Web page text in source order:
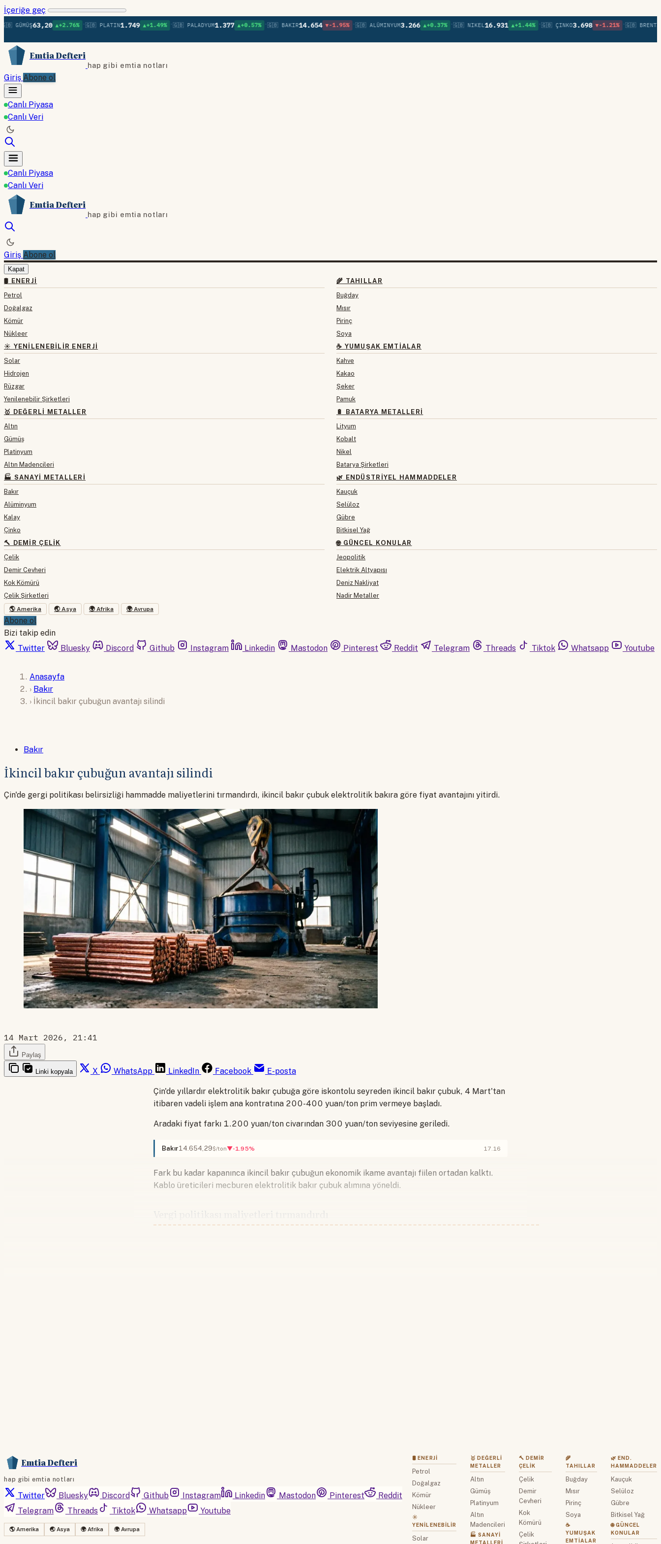
İçeriğe geç
63,20 ▲+2.76% •🇬🇧 PLATIN1.749 ▲+1.49% •🇬🇧 PALADYUM1.377 ▲+0.57% •🇬🇧 BAKIR14.654 ▼-1.95% •🇬🇧 ALÜMINYUM3.266 ▲+0.37% •🇬🇧 NIKEL16.931 ▲+1.44% •🇬🇧 ÇINKO3.698 ▼-1.21% •🇬🇧 BRENT83,40
Emtia Defteri
hap gibi emtia notları
Giriş Abone ol
Canlı Piyasa
Canlı Veri
Canlı Piyasa
Canlı Veri
Emtia Defteri
hap gibi emtia notları
Giriş Abone ol
Kapat
🛢 ENERJI
Petrol
Doğalgaz
Kömür
Nükleer
☀️ YENILENEBILIR ENERJI
Solar
Hidrojen
Rüzgar
Yenilenebilir Şirketleri
🥇 DEĞERLI METALLER
Altın
Gümüş
Platinyum
Altın Madencileri
🏭 SANAYI METALLERI
Bakır
Alüminyum
Kalay
Çinko
🔨 DEMIR ÇELIK
Çelik
Demir Cevheri
Kok Kömürü
Çelik Şirketleri
🌾 TAHILLAR
Buğday
Mısır
Pirinç
Soya
☕ YUMUŞAK EMTIALAR
Kahve
Kakao
Şeker
Pamuk
🔋 BATARYA METALLERI
Lityum
Kobalt
Nikel
Batarya Şirketleri
🌿 ENDÜSTRIYEL HAMMADDELER
Kauçuk
Selüloz
Gübre
Bitkisel Yağ
🌐 GÜNCEL KONULAR
Jeopolitik
Elektrik Altyapısı
Deniz Nakliyat
Nadir Metaller
🌎 Amerika 🌏 Asya 🌍 Afrika 🌍 Avrupa
Abone ol
Bizi takip edin
Twitter
Bluesky Discord Github Instagram Linkedin Mastodon Pinterest Reddit Telegram Threads Tiktok Whatsapp Youtube
Anasayfa
› Bakır
› İkincil bakır çubuğun avantajı silindi
Bakır
İkincil bakır çubuğun avantajı silindi
Çin'de gergi politikası belirsizliği hammadde maliyetlerini tırmandırdı, ikincil bakır çubuk elektrolitik bakıra göre fiyat avantajını yitirdi.
14 Mart 2026, 21:41
Paylaş
Linki kopyala X WhatsApp LinkedIn Facebook E-posta
Çin'de yıllardır elektrolitik bakır çubuğa göre iskontolu seyreden ikincil bakır çubuk, 4 Mart'tan
itibaren vadeli işlem ana kontratına 200-400 yuan/ton prim vermeye başladı.
Aradaki fiyat farkı 1.200 yuan/ton civarından 300 yuan/ton seviyesine geriledi.
Bakır14.654,29$/ton▼-1.95% 17.16
Fark bu kadar kapanınca ikincil bakır çubuğun ekonomik ikame avantajı fiilen ortadan kalktı.
Kablo üreticileri mecburen elektrolitik bakır çubuk alımına yöneldi.
Vergi politikası maliyetleri tırmandırdı
Emtia Defteri
hap gibi emtia notları
Twitter Bluesky Discord Github Instagram Linkedin Mastodon Pinterest
Reddit
Telegram
Threads Tiktok Whatsapp Youtube
🌎 Amerika 🌏 Asya 🌍 Afrika 🌍 Avrupa
🛢 ENERJI
Petrol
Doğalgaz
Kömür
Nükleer
☀️
YENILENEBILIR
Solar
🥇 DEĞERLI
METALLER
Altın
Gümüş
Platinyum
Altın
Madencileri
🏭 SANAYI
METALLERI
🔨 DEMIR
ÇELIK
Çelik
Demir
Cevheri
Kok
Kömürü
Çelik
🌾
TAHILLAR
Buğday
Mısır
Pirinç
Soya
☕
YUMUŞAK
EMTIALAR
🌿 END.
HAMMADDELER
Kauçuk
Selüloz
Gübre
Bitkisel Yağ
🌐 GÜNCEL
KONULAR